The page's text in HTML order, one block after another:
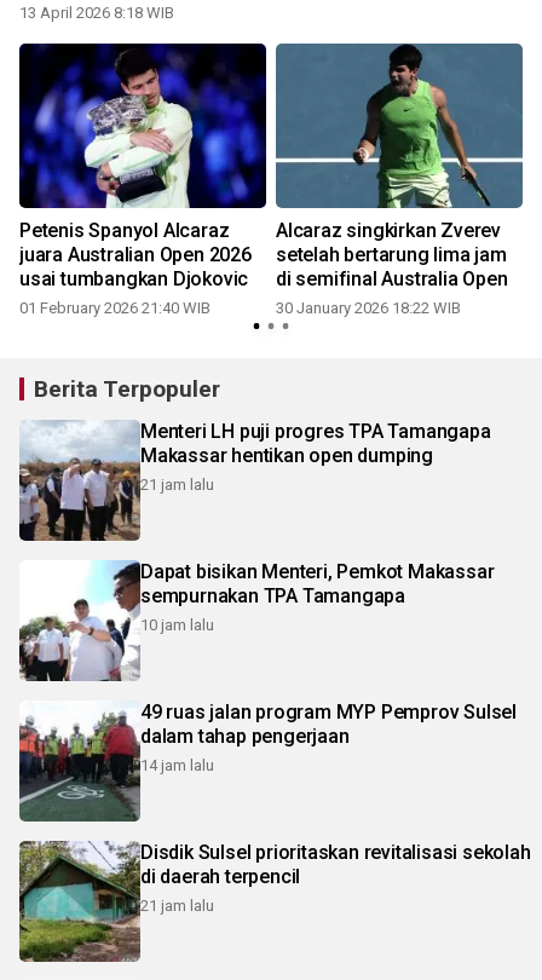
13 April 2026 8:18 WIB
Petenis Spanyol Alcaraz
juara Australian Open 2026
usai tumbangkan Djokovic
01 February 2026 21:40 WIB
Alcaraz singkirkan Zverev
setelah bertarung lima jam
di semifinal Australia Open
30 January 2026 18:22 WIB
Berita Terpopuler
Menteri LH puji progres TPA Tamangapa
Makassar hentikan open dumping
21 jam lalu
Dapat bisikan Menteri, Pemkot Makassar
sempurnakan TPA Tamangapa
10 jam lalu
49 ruas jalan program MYP Pemprov Sulsel
dalam tahap pengerjaan
14 jam lalu
Disdik Sulsel prioritaskan revitalisasi sekolah
di daerah terpencil
21 jam lalu